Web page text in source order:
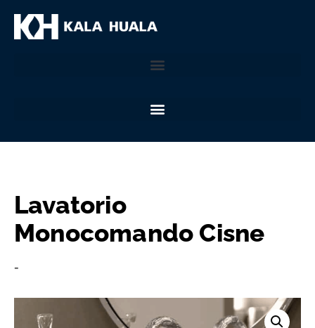
Lavatorio
Monocomando Cisne
-